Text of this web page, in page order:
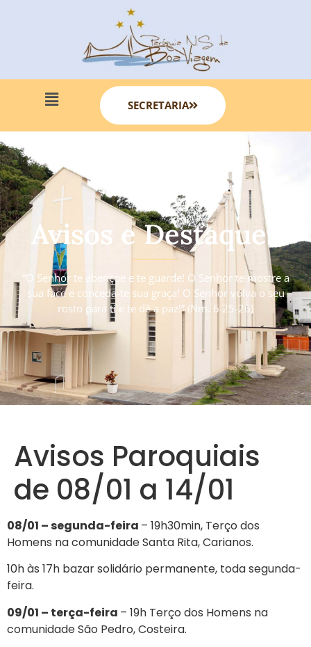
SECRETARIA
Avisos e Destaques
“O Senhor te abençoe e te guarde! O Senhor te mostre a
sua face e conceda-te sua graça! O Senhor volva o seu
rosto para ti e te dê a paz!” (Nm. 6 25-26)
Avisos Paroquiais
de 08/01 a 14/01
08/01 – segunda-feira – 19h30min, Terço dos
Homens na comunidade Santa Rita, Carianos.
10h às 17h bazar solidário permanente, toda segunda-
feira.
09/01 – terça-feira – 19h Terço dos Homens na
comunidade São Pedro, Costeira.